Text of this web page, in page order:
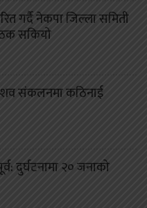
गर्दै नेकपा जिल्ला समिती
सकियो
शव संकलनमा कठिनाई
दुर्घटनामा २० जनाको